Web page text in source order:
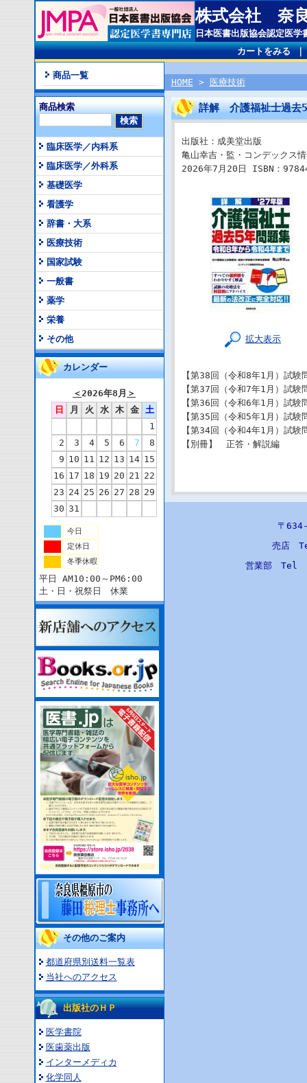
株式会社 奈
日本医書出版協会認定医
カートをみる
商品一覧
商品検索
臨床医学／内科系
臨床医学／外科系
基礎医学
看護学
辞書・大系
医療技術
国家試験
一般書
薬学
栄養
その他
カレンダー
＜2026年8月 ＞
日
月 火 水 木 金
土
1
2
3 4 5 6 7
8
9 10 11 12 13 14 15
16 17 18 19 20 21 22
23 24 25 26 27 28 29
30 31
今日
定休日
冬季休暇
平日 AM10:00～PM6:00
土・日・祝祭日 休業
その他のご案内
都道府県別送料一覧表
当社へのアクセス
出版社のＨＰ
医学書院
医歯薬出版
インターメディカ
化学同人
HOME > 医療技術
詳解 介護福祉士過
出版社：成美堂出版
亀山幸吉・監・コンデックス
2026年7月20日 ISBN：
拡大表示
【第38回（令和8年1月）試験
【第37回（令和7年1月）試験
【第36回（令和6年1月）試験
【第35回（令和5年1月）試験
【第34回（令和4年1月）試験
【別冊】 正答・解説編
〒
売店
営業部 Tel